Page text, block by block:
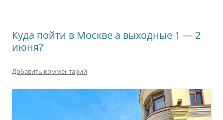
Куда пойти в Москве а выходные 1 — 2
июня?
Добавить комментарий